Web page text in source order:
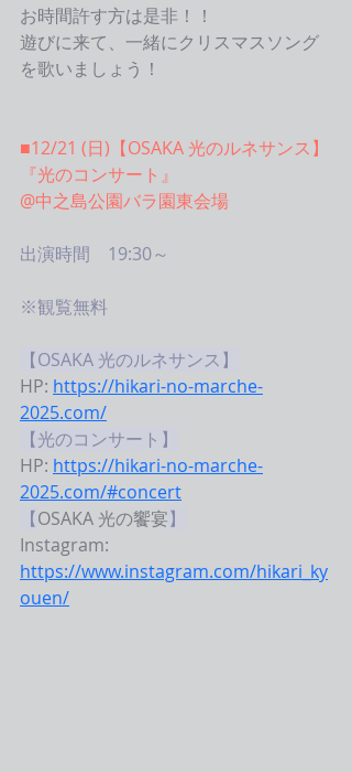
お時間許す方は是非！！
遊びに来て、一緒にクリスマスソング
を歌いましょう！
■12/21 (日) 【OSAKA 光のルネサンス】
『光のコンサート』
@中之島公園バラ園東会場
出演時間　19:30～
※観覧無料
【OSAKA 光のルネサンス】
HP: https://hikari-no-marche-
2025.com/
【光のコンサート】
HP: https://hikari-no-marche-
2025.com/#concert
【OSAKA 光の饗宴】
Instagram:
https://www.instagram.com/hikari_ky
ouen/